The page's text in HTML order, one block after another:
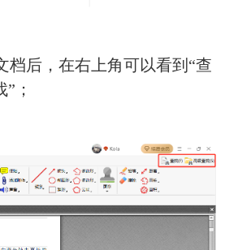
后，在右上角可以看到“查
；